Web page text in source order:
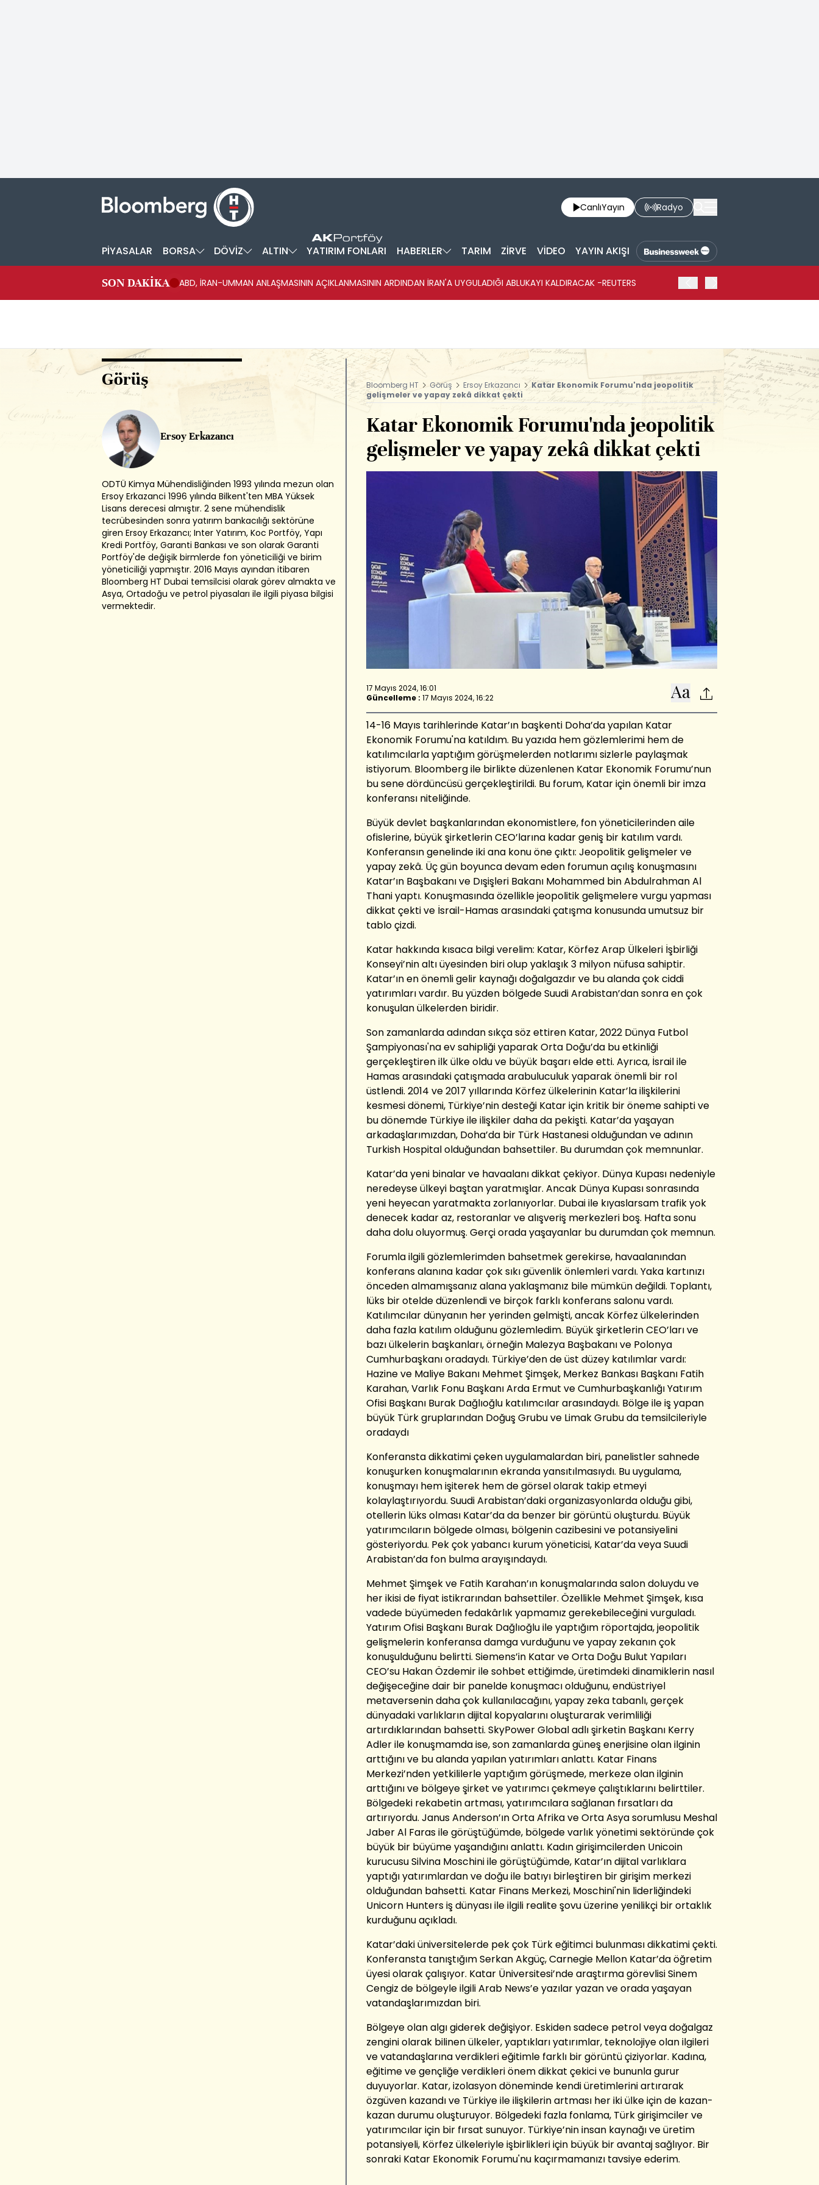
CanlıYayın Radyo
PİYASALAR BORSA DÖVİZ ALTIN YATIRIM FONLARI HABERLER TARIM ZİRVE VİDEO YAYIN AKIŞI
SON DAKİKA ABD, İRAN-UMMAN ANLAŞMASININ AÇIKLANMASININ ARDINDAN İRAN'A UYGULADIĞI ABLUKAYI KALDIRACAK -REUTERS
Görüş
Ersoy Erkazancı
ODTÜ Kimya Mühendisliğinden 1993 yılında mezun olan
Ersoy Erkazanci 1996 yılında Bilkent'ten MBA Yüksek
Lisans derecesi almıştır. 2 sene mühendislik
tecrübesinden sonra yatırım bankacılığı sektörüne
giren Ersoy Erkazancı; Inter Yatırım, Koc Portföy, Yapı
Kredi Portföy, Garanti Bankası ve son olarak Garanti
Portföy'de değişik birmlerde fon yöneticiliği ve birim
yöneticiliği yapmıştır. 2016 Mayıs ayından itibaren
Bloomberg HT Dubai temsilcisi olarak görev almakta ve
Asya, Ortadoğu ve petrol piyasaları ile ilgili piyasa bilgisi
vermektedir.
Bloomberg HT Görüş Ersoy Erkazancı
Katar Ekonomik Forumu'nda jeopolitik
gelişmeler ve yapay zekâ dikkat çekti
Katar Ekonomik Forumu'nda jeopolitik
gelişmeler ve yapay zekâ dikkat çekti
17 Mayıs 2024, 16:01
Güncelleme : 17 Mayıs 2024, 16:22
14-16 Mayıs tarihlerinde Katar’ın başkenti Doha’da yapılan Katar
Ekonomik Forumu'na katıldım. Bu yazıda hem gözlemlerimi hem de
katılımcılarla yaptığım görüşmelerden notlarımı sizlerle paylaşmak
istiyorum. Bloomberg ile birlikte düzenlenen Katar Ekonomik Forumu’nun
bu sene dördüncüsü gerçekleştirildi. Bu forum, Katar için önemli bir imza
konferansı niteliğinde.
Büyük devlet başkanlarından ekonomistlere, fon yöneticilerinden aile
ofislerine, büyük şirketlerin CEO’larına kadar geniş bir katılım vardı.
Konferansın genelinde iki ana konu öne çıktı: Jeopolitik gelişmeler ve
yapay zekâ. Üç gün boyunca devam eden forumun açılış konuşmasını
Katar’ın Başbakanı ve Dışişleri Bakanı Mohammed bin Abdulrahman Al
Thani yaptı. Konuşmasında özellikle jeopolitik gelişmelere vurgu yapması
dikkat çekti ve İsrail-Hamas arasındaki çatışma konusunda umutsuz bir
tablo çizdi.
Katar hakkında kısaca bilgi verelim: Katar, Körfez Arap Ülkeleri İşbirliği
Konseyi’nin altı üyesinden biri olup yaklaşık 3 milyon nüfusa sahiptir.
Katar’ın en önemli gelir kaynağı doğalgazdır ve bu alanda çok ciddi
yatırımları vardır. Bu yüzden bölgede Suudi Arabistan’dan sonra en çok
konuşulan ülkelerden biridir.
Son zamanlarda adından sıkça söz ettiren Katar, 2022 Dünya Futbol
Şampiyonası'na ev sahipliği yaparak Orta Doğu’da bu etkinliği
gerçekleştiren ilk ülke oldu ve büyük başarı elde etti. Ayrıca, İsrail ile
Hamas arasındaki çatışmada arabuluculuk yaparak önemli bir rol
üstlendi. 2014 ve 2017 yıllarında Körfez ülkelerinin Katar’la ilişkilerini
kesmesi dönemi, Türkiye’nin desteği Katar için kritik bir öneme sahipti ve
bu dönemde Türkiye ile ilişkiler daha da pekişti. Katar’da yaşayan
arkadaşlarımızdan, Doha’da bir Türk Hastanesi olduğundan ve adının
Turkish Hospital olduğundan bahsettiler. Bu durumdan çok memnunlar.
Katar’da yeni binalar ve havaalanı dikkat çekiyor. Dünya Kupası nedeniyle
neredeyse ülkeyi baştan yaratmışlar. Ancak Dünya Kupası sonrasında
yeni heyecan yaratmakta zorlanıyorlar. Dubai ile kıyaslarsam trafik yok
denecek kadar az, restoranlar ve alışveriş merkezleri boş. Hafta sonu
daha dolu oluyormuş. Gerçi orada yaşayanlar bu durumdan çok memnun.
Forumla ilgili gözlemlerimden bahsetmek gerekirse, havaalanından
konferans alanına kadar çok sıkı güvenlik önlemleri vardı. Yaka kartınızı
önceden almamışsanız alana yaklaşmanız bile mümkün değildi. Toplantı,
lüks bir otelde düzenlendi ve birçok farklı konferans salonu vardı.
Katılımcılar dünyanın her yerinden gelmişti, ancak Körfez ülkelerinden
daha fazla katılım olduğunu gözlemledim. Büyük şirketlerin CEO’ları ve
bazı ülkelerin başkanları, örneğin Malezya Başbakanı ve Polonya
Cumhurbaşkanı oradaydı. Türkiye’den de üst düzey katılımlar vardı:
Hazine ve Maliye Bakanı Mehmet Şimşek, Merkez Bankası Başkanı Fatih
Karahan, Varlık Fonu Başkanı Arda Ermut ve Cumhurbaşkanlığı Yatırım
Ofisi Başkanı Burak Dağlıoğlu katılımcılar arasındaydı. Bölge ile iş yapan
büyük Türk gruplarından Doğuş Grubu ve Limak Grubu da temsilcileriyle
oradaydı
Konferansta dikkatimi çeken uygulamalardan biri, panelistler sahnede
konuşurken konuşmalarının ekranda yansıtılmasıydı. Bu uygulama,
konuşmayı hem işiterek hem de görsel olarak takip etmeyi
kolaylaştırıyordu. Suudi Arabistan’daki organizasyonlarda olduğu gibi,
otellerin lüks olması Katar’da da benzer bir görüntü oluşturdu. Büyük
yatırımcıların bölgede olması, bölgenin cazibesini ve potansiyelini
gösteriyordu. Pek çok yabancı kurum yöneticisi, Katar’da veya Suudi
Arabistan’da fon bulma arayışındaydı.
Mehmet Şimşek ve Fatih Karahan’ın konuşmalarında salon doluydu ve
her ikisi de fiyat istikrarından bahsettiler. Özellikle Mehmet Şimşek, kısa
vadede büyümeden fedakârlık yapmamız gerekebileceğini vurguladı.
Yatırım Ofisi Başkanı Burak Dağlıoğlu ile yaptığım röportajda, jeopolitik
gelişmelerin konferansa damga vurduğunu ve yapay zekanın çok
konuşulduğunu belirtti. Siemens’in Katar ve Orta Doğu Bulut Yapıları
CEO’su Hakan Özdemir ile sohbet ettiğimde, üretimdeki dinamiklerin nasıl
değişeceğine dair bir panelde konuşmacı olduğunu, endüstriyel
metaversenin daha çok kullanılacağını, yapay zeka tabanlı, gerçek
dünyadaki varlıkların dijital kopyalarını oluşturarak verimliliği
artırdıklarından bahsetti. SkyPower Global adlı şirketin Başkanı Kerry
Adler ile konuşmamda ise, son zamanlarda güneş enerjisine olan ilginin
arttığını ve bu alanda yapılan yatırımları anlattı. Katar Finans
Merkezi’nden yetkililerle yaptığım görüşmede, merkeze olan ilginin
arttığını ve bölgeye şirket ve yatırımcı çekmeye çalıştıklarını belirttiler.
Bölgedeki rekabetin artması, yatırımcılara sağlanan fırsatları da
artırıyordu. Janus Anderson’ın Orta Afrika ve Orta Asya sorumlusu Meshal
Jaber Al Faras ile görüştüğümde, bölgede varlık yönetimi sektöründe çok
büyük bir büyüme yaşandığını anlattı. Kadın girişimcilerden Unicoin
kurucusu Silvina Moschini ile görüştüğümde, Katar’ın dijital varlıklara
yaptığı yatırımlardan ve doğu ile batıyı birleştiren bir girişim merkezi
olduğundan bahsetti. Katar Finans Merkezi, Moschini'nin liderliğindeki
Unicorn Hunters iş dünyası ile ilgili realite şovu üzerine yenilikçi bir ortaklık
kurduğunu açıkladı.
Katar’daki üniversitelerde pek çok Türk eğitimci bulunması dikkatimi çekti.
Konferansta tanıştığım Serkan Akgüç, Carnegie Mellon Katar’da öğretim
üyesi olarak çalışıyor. Katar Üniversitesi’nde araştırma görevlisi Sinem
Cengiz de bölgeyle ilgili Arab News’e yazılar yazan ve orada yaşayan
vatandaşlarımızdan biri.
Bölgeye olan algı giderek değişiyor. Eskiden sadece petrol veya doğalgaz
zengini olarak bilinen ülkeler, yaptıkları yatırımlar, teknolojiye olan ilgileri
ve vatandaşlarına verdikleri eğitimle farklı bir görüntü çiziyorlar. Kadına,
eğitime ve gençliğe verdikleri önem dikkat çekici ve bununla gurur
duyuyorlar. Katar, izolasyon döneminde kendi üretimlerini artırarak
özgüven kazandı ve Türkiye ile ilişkilerin artması her iki ülke için de kazan-
kazan durumu oluşturuyor. Bölgedeki fazla fonlama, Türk girişimciler ve
yatırımcılar için bir fırsat sunuyor. Türkiye’nin insan kaynağı ve üretim
potansiyeli, Körfez ülkeleriyle işbirlikleri için büyük bir avantaj sağlıyor. Bir
sonraki Katar Ekonomik Forumu'nu kaçırmamanızı tavsiye ederim.